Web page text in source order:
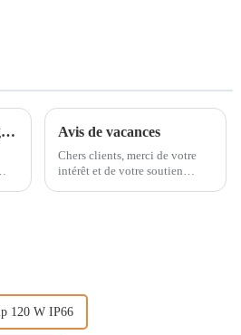
Contrôleurs d'éclairage public solaire : éclairer l'avenir des technologies vertes Avis de vacances
Chers clients, merci de votre
intérêt et de votre soutien
120 W IP66